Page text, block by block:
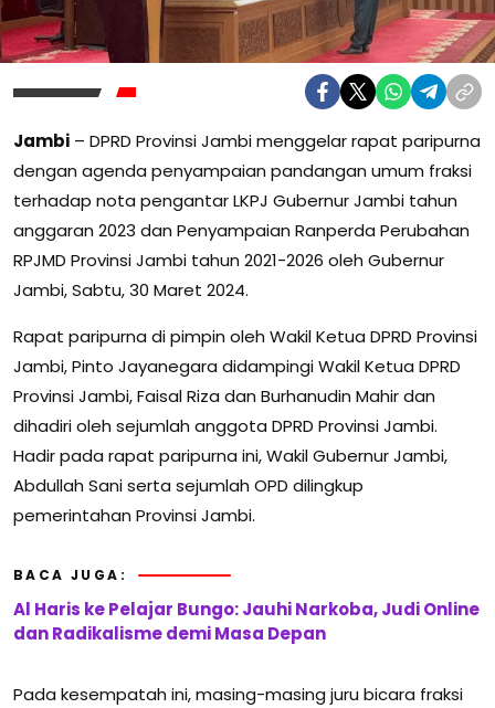
Jambi – DPRD Provinsi Jambi menggelar rapat paripurna
dengan agenda penyampaian pandangan umum fraksi
terhadap nota pengantar LKPJ Gubernur Jambi tahun
anggaran 2023 dan Penyampaian Ranperda Perubahan
RPJMD Provinsi Jambi tahun 2021-2026 oleh Gubernur
Jambi, Sabtu, 30 Maret 2024.
Rapat paripurna di pimpin oleh Wakil Ketua DPRD Provinsi
Jambi, Pinto Jayanegara didampingi Wakil Ketua DPRD
Provinsi Jambi, Faisal Riza dan Burhanudin Mahir dan
dihadiri oleh sejumlah anggota DPRD Provinsi Jambi.
Hadir pada rapat paripurna ini, Wakil Gubernur Jambi,
Abdullah Sani serta sejumlah OPD dilingkup
pemerintahan Provinsi Jambi.
BACA JUGA:
Al Haris ke Pelajar Bungo: Jauhi Narkoba, Judi Online
dan Radikalisme demi Masa Depan
Pada kesempatah ini, masing-masing juru bicara fraksi